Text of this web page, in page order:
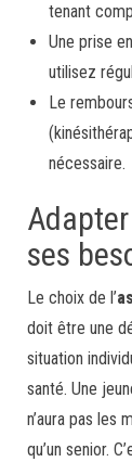
tenant
Une prise
utilisez
Le
nécessaire.
ses
Le choix de l’
doit être une
situation
santé. Une
n’aura pas les
qu’un senior.